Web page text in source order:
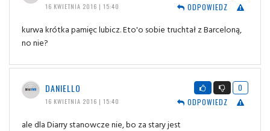
16 KWIETNIA 2016 | 15:40
ODPOWIEDZ
kurwa krótka pamięc lubicz. Eto'o sobie truchtał z Barceloną,
no nie?
DANIELLO
16 KWIETNIA 2016 | 15:40
0
ODPOWIEDZ
ale dla Diarry stanowcze nie, bo za stary jest